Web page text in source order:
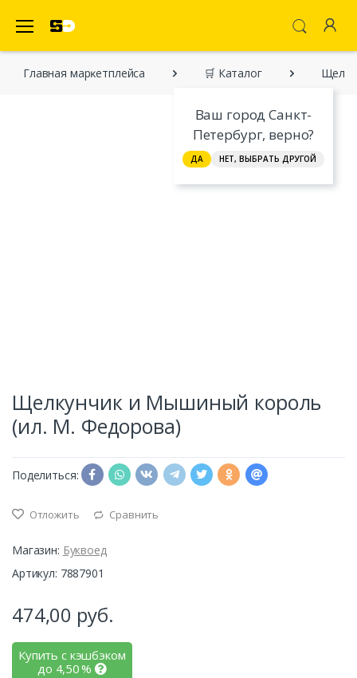
Ваш город Санкт-
Петербург, верно?
ДА НЕТ, ВЫБРАТЬ ДРУГОЙ
Главная марĸетплейса 🛒 Каталог
Щелкунчик и Мышиный король
(ил. М. Федорова)
Поделиться:
Отложить Сравнить
Магазин: Буквоед
Артикул: 7887901
474,00 руб.
Купить с кэшбэком
до 4,50%